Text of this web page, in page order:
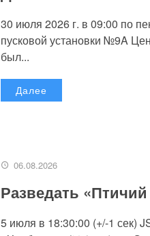
30 июля 2026 г. в 09:00 по
пусковой установки №9A
был...
Далее
06.08.2026
Разведать
5 июля в 18:30:00 (+/-1 сек)